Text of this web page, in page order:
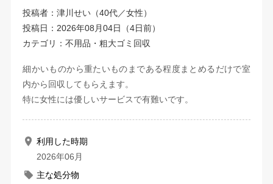
投稿者：津川せい（40代／女性）
投稿日：2026年08月04日（4日前）
カテゴリ：不用品・粗大ゴミ回収
細かいものから重たいものまである程度まとめるだけで室
内から回収してもらえます。
特に女性には優しいサービスで有難いです。
利用した時期
2026年06月
主な処分物